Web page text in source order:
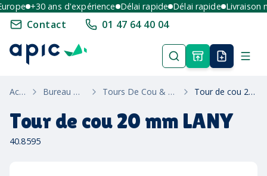
+30 ans d'expérience Délai rapide Délai rapide Livraison
Contact 01 47 64 40 04
Accueil Bureau & Ecriture Tours De Cou & Porte-Badges Tour de cou 20 mm LANY
Tour de cou 20 mm LANY
40.8595